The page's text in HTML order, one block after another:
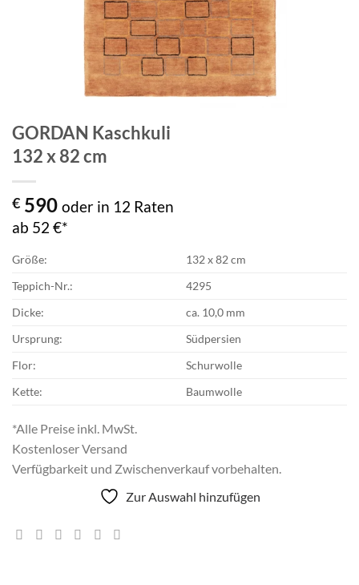
GORDAN Kaschkuli
132 x 82 cm
€ 590 oder in 12 Raten
ab 52 €*
Größe:
132 x 82 cm
Teppich-Nr.:
4295
Dicke:
ca. 10,0 mm
Ursprung:
Südpersien
Flor:
Schurwolle
Kette:
Baumwolle
*Alle Preise inkl. MwSt.
Kostenloser Versand
Verfügbarkeit und Zwischenverkauf vorbehalten.
Zur Auswahl hinzufügen